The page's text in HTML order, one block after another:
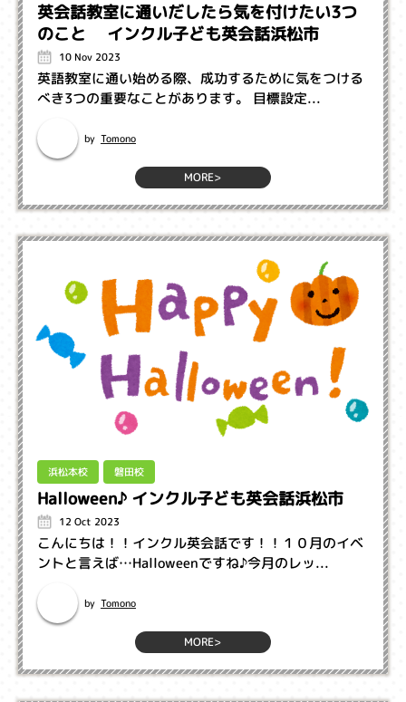
英会話教室に通いだしたら気を付けたい3つ
のこと インクル子ども英会話浜松市
10 Nov 2023
英語教室に通い始める際、成功するために気をつける
べき3つの重要なことがあります。 目標設定...
by Tomono
MORE>
浜松本校 磐田校
Halloween♪ インクル子ども英会話浜松市
12 Oct 2023
こんにちは！！インクル英会話です！！１０月のイベ
ントと言えば…Halloweenですね♪今月のレッ...
by Tomono
MORE>